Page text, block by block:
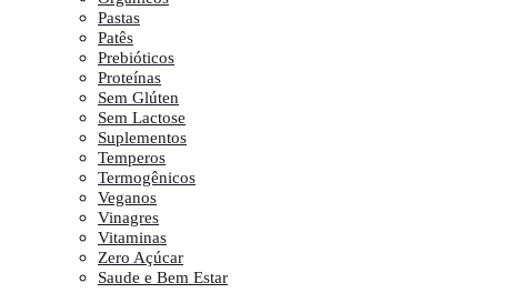
Pastas
Patês
Prebióticos
Proteínas
Sem Glúten
Sem Lactose
Suplementos
Temperos
Termogênicos
Veganos
Vinagres
Vitaminas
Zero Açúcar
Saude e Bem Estar